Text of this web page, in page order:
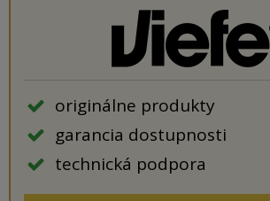
originálne produkty
garancia dostupnosti
technická podpora